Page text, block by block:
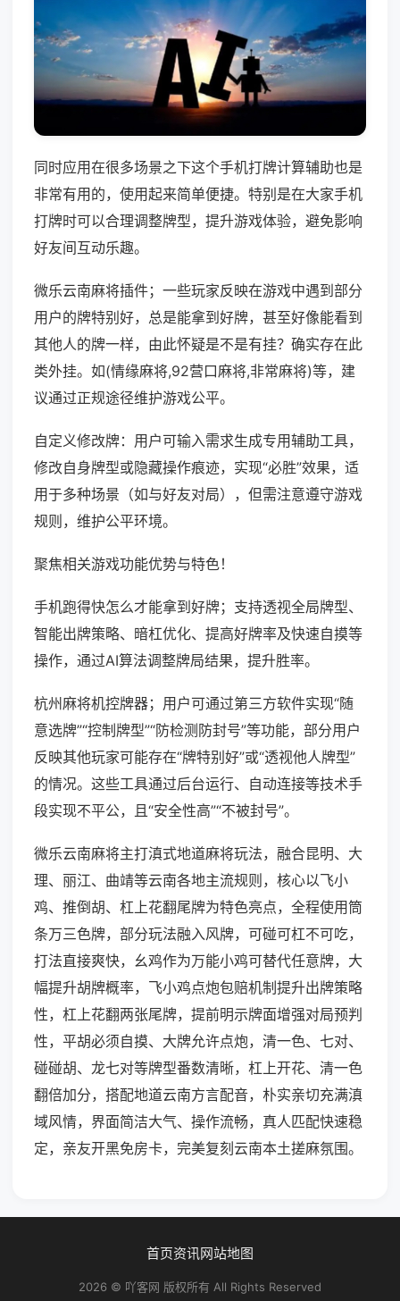
同时应用在很多场景之下这个手机打牌计算辅助也是
非常有用的，使用起来简单便捷。特别是在大家手机
打牌时可以合理调整牌型，提升游戏体验，避免影响
好友间互动乐趣。
微乐云南麻将插件；一些玩家反映在游戏中遇到部分
用户的牌特别好，总是能拿到好牌，甚至好像能看到
其他人的牌一样，由此怀疑是不是有挂？确实存在此
类外挂。如(情缘麻将,92营口麻将,非常麻将)等，建
议通过正规途径维护游戏公平。
自定义修改牌：用户可输入需求生成专用辅助工具，
修改自身牌型或隐藏操作痕迹，实现“必胜”效果，适
用于多种场景（如与好友对局），但需注意遵守游戏
规则，维护公平环境。
聚焦相关游戏功能优势与特色！
手机跑得快怎么才能拿到好牌；支持透视全局牌型、
智能出牌策略、暗杠优化、提高好牌率及快速自摸等
操作，通过AI算法调整牌局结果，提升胜率。
杭州麻将机控牌器；用户可通过第三方软件实现“随
意选牌”“控制牌型”“防检测防封号”等功能，部分用户
反映其他玩家可能存在“牌特别好”或“透视他人牌型”
的情况。这些工具通过后台运行、自动连接等技术手
段实现不平公，且“安全性高”“不被封号”。
微乐云南麻将主打滇式地道麻将玩法，融合昆明、大
理、丽江、曲靖等云南各地主流规则，核心以飞小
鸡、推倒胡、杠上花翻尾牌为特色亮点，全程使用筒
条万三色牌，部分玩法融入风牌，可碰可杠不可吃，
打法直接爽快，幺鸡作为万能小鸡可替代任意牌，大
幅提升胡牌概率，飞小鸡点炮包赔机制提升出牌策略
性，杠上花翻两张尾牌，提前明示牌面增强对局预判
性，平胡必须自摸、大牌允许点炮，清一色、七对、
碰碰胡、龙七对等牌型番数清晰，杠上开花、清一色
翻倍加分，搭配地道云南方言配音，朴实亲切充满滇
域风情，界面简洁大气、操作流畅，真人匹配快速稳
定，亲友开黑免房卡，完美复刻云南本土搓麻氛围。
首页资讯网站地图
2026 © 吖客网 版权所有 All Rights Reserved